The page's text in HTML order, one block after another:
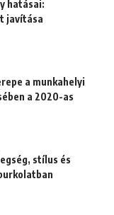
hatásai:
javítása
a munkahelyi
a 2020-as
stílus és